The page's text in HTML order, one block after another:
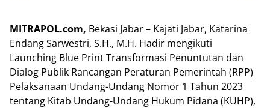
MITRAPOL.com, Bekasi Jabar – Kajati Jabar, Katarina
Endang Sarwestri, S.H., M.H. Hadir mengikuti
Launching Blue Print Transformasi Penuntutan dan
Dialog Publik Rancangan Peraturan Pemerintah (RPP)
Pelaksanaan Undang-Undang Nomor 1 Tahun 2023
tentang Kitab Undang-Undang Hukum Pidana (KUHP),